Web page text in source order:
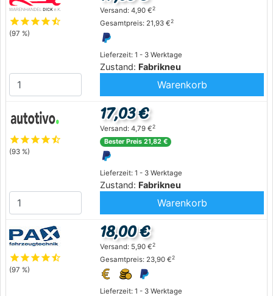
starstarstarstarstar_half
(97 %)
Lieferzeit: 1 - 3 Werktage
Zustand: Fabrikneu
Versand: 4,90 €2
Gesamtpreis: 21,93 €2
Warenkorb
starstarstarstarstar_half
(93 %)
Lieferzeit: 1 - 3 Werktage
Zustand: Fabrikneu
17,03 €
Versand: 4,79 €2
Bester Preis 21,82 €
Warenkorb
starstarstarstarstar_half
(97 %)
Lieferzeit: 1 - 3 Werktage
18,00 €
Versand: 5,90 €2
Gesamtpreis: 23,90 €2